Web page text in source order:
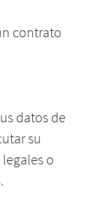
contrato
datos de
su
o